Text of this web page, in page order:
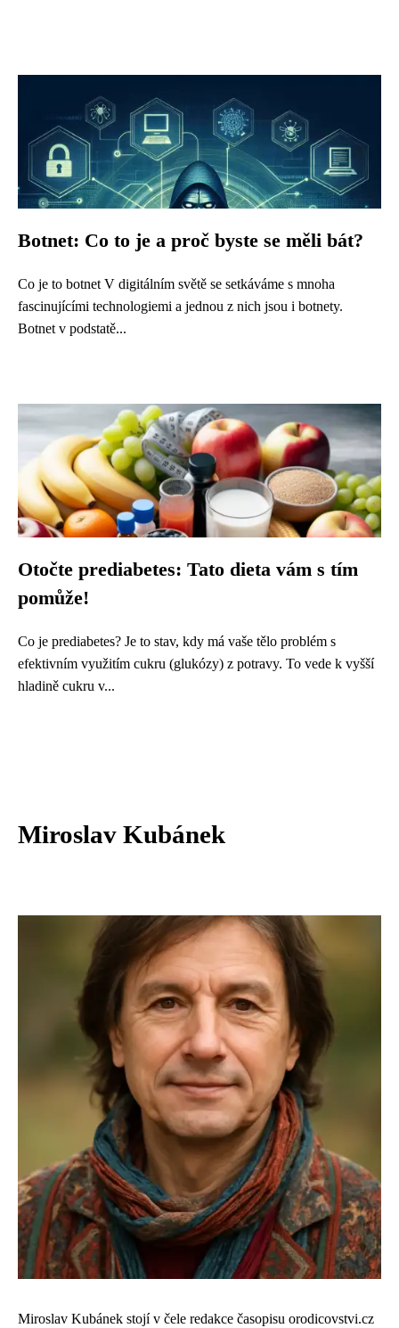
Botnet: Co to je a proč byste se měli bát?
Co je to botnet V digitálním světě se setkáváme s mnoha
fascinujícími technologiemi a jednou z nich jsou i botnety.
Botnet v podstatě...
Otočte prediabetes: Tato dieta vám s tím
pomůže!
Co je prediabetes? Je to stav, kdy má vaše tělo problém s
efektivním využitím cukru (glukózy) z potravy. To vede k vyšší
hladině cukru v...
Miroslav Kubánek
Miroslav Kubánek stojí v čele redakce časopisu orodicovstvi.cz